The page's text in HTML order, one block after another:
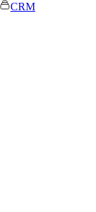
CRM